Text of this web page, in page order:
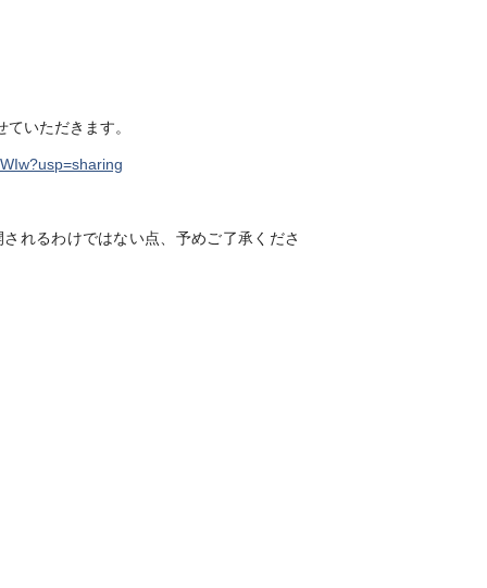
いただきます。
れるわけではない点、予めご了承くださ